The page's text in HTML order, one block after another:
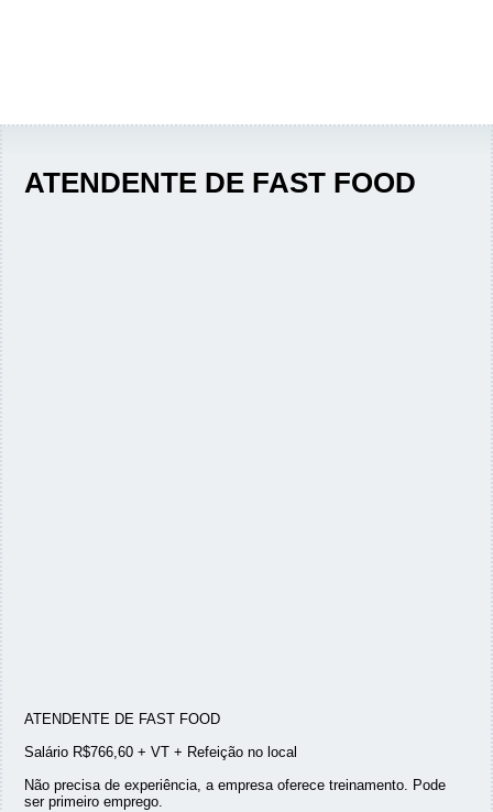
ATENDENTE DE FAST FOOD
ATENDENTE DE FAST FOOD
Salário R$766,60 + VT + Refeição no local
Não precisa de experiência, a empresa oferece treinamento. Pode
ser primeiro emprego.